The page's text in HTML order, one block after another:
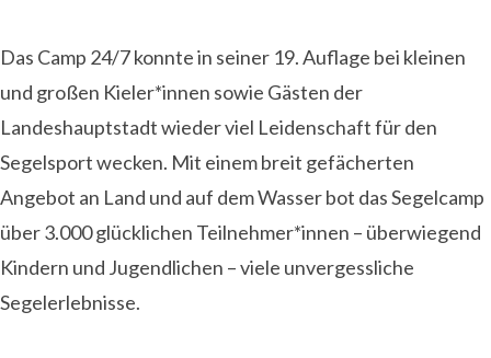
Das Camp 24/7 konnte in seiner 19. Auflage bei kleinen
und großen Kieler*innen sowie Gästen der
Landeshauptstadt wieder viel Leidenschaft für den
Segelsport wecken. Mit einem breit gefächerten
Angebot an Land und auf dem Wasser bot das Segelcamp
über 3.000 glücklichen Teilnehmer*innen – überwiegend
Kindern und Jugendlichen – viele unvergessliche
Segelerlebnisse.